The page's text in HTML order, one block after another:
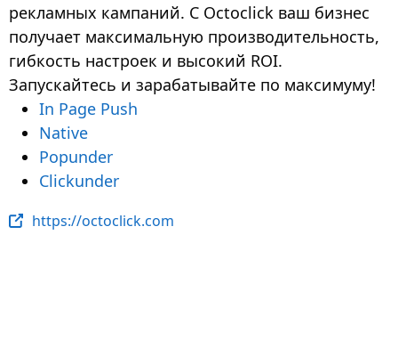
рекламных кампаний. C Octoclick ваш бизнес
получает максимальную производительность,
гибкость настроек и высокий ROI.
Запускайтесь и зарабатывайте по максимуму!
In Page Push
Native
Popunder
Clickunder
https://octoclick.com